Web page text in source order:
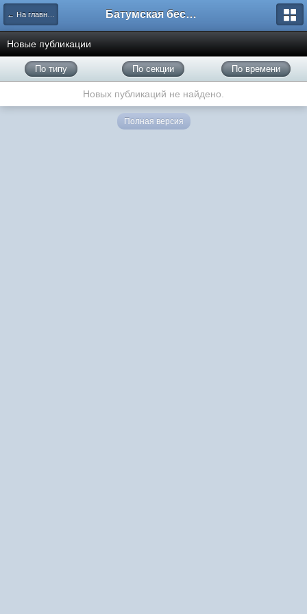
← На главную Батумская беседка
Новые публикации
По типу По секции По времени
Новых публикаций не найдено.
Полная версия